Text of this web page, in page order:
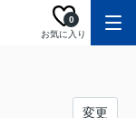
お気に入り
0
変更